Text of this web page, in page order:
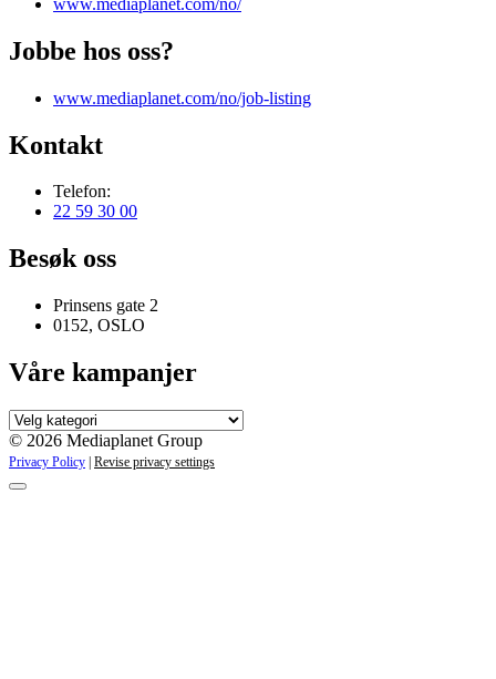
Jobbe hos oss?
www.mediaplanet.com/no/job-listing
Kontakt
Telefon:
22 59 30 00
Besøk oss
Prinsens gate 2
0152, OSLO
Våre kampanjer
Våre
kampanjer
© 2026 Mediaplanet Group
Privacy Policy Revise privacy settings